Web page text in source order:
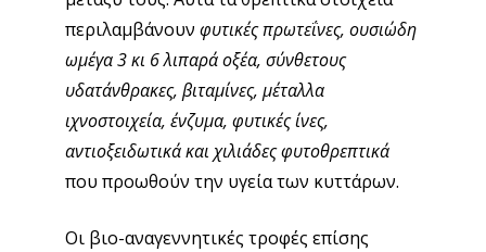
περιλαμβάνουν φυτικές πρωτεΐνες, ουσιώδη
ωμέγα 3 κι 6 λιπαρά οξέα, σύνθετους
υδατάνθρακες, βιταμίνες, μέταλλα
ιχνοστοιχεία, ένζυμα, φυτικές ίνες,
αντιοξειδωτικά και χιλιάδες φυτοθρεπτικά
που προωθούν την υγεία των κυττάρων.
Οι βιο-αναγεννητικές τροφές επίσης